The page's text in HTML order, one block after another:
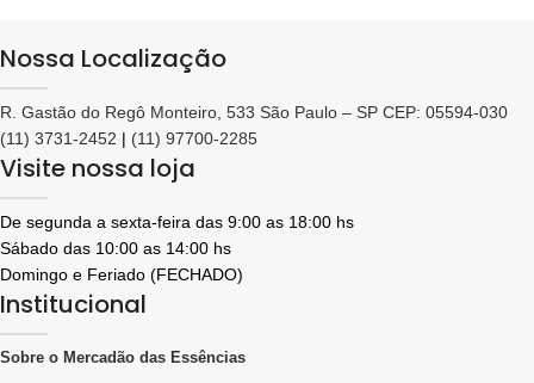
Nossa Localização
R. Gastão do Regô Monteiro, 533 São Paulo – SP CEP: 05594-030
(11) 3731-2452 | (11) 97700-2285
Visite nossa loja
De segunda a sexta-feira das 9:00 as 18:00 hs
Sábado das 10:00 as 14:00 hs
Domingo e Feriado (FECHADO)
Institucional
Sobre o Mercadão das Essências